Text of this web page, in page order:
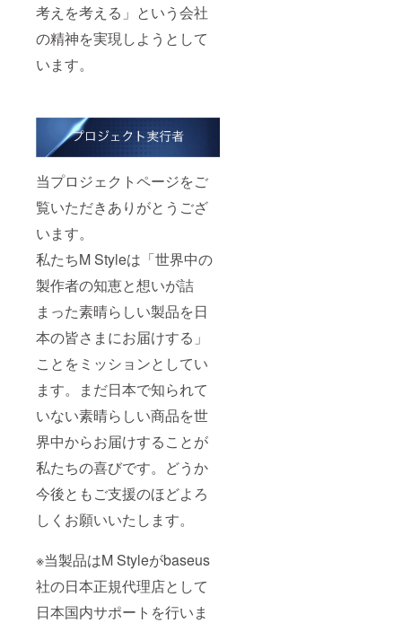
考えを考える」という会社
の精神を実現しようとして
います。
当プロジェクトページをご
覧いただきありがとうござ
います。
私たちM Styleは「世界中の
製作者の知恵と想いが詰
まった素晴らしい製品を日
本の皆さまにお届けする」
ことをミッションとしてい
ます。まだ日本で知られて
いない素晴らしい商品を世
界中からお届けすることが
私たちの喜びです。どうか
今後ともご支援のほどよろ
しくお願いいたします。
※当製品はM Styleがbaseus
社の日本正規代理店として
日本国内サポートを行いま